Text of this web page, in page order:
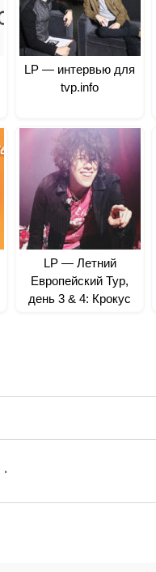
LP — интервью для
tvp.info
LP — Летний
Европейский Тур,
день 3 & 4: Крокус